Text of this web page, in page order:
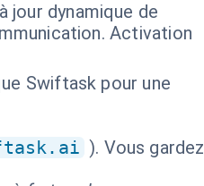
jour dynamique de
Activation
Swiftask pour une
). Vous gardez